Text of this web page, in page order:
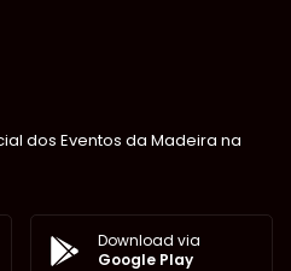
dos Eventos da Madeira na
Download via
Google Play